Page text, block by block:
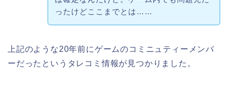
ったけどここまでとは……
上記のような20年前にゲームのコミニュティーメンバ
ーだったというタレコミ情報が見つかりました。